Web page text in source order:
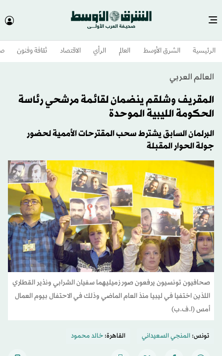
الرئيسية الشرق الأوسط​ العالم الرأي الاقتصاد ثقافة وفنون
العالم العربي
المقريف وشلقم ينضمان لقائمة مرشحي رئاسة
الحكومة الليبية الموحدة
البرلمان السابق يشترط سحب المقترحات الأممية لحضور
جولة الحوار المقبلة
صحافيون تونسيون يرفعون صور زميليهما سفيان الشرابي ونذير القطاري
اللذين اختفيا في ليبيا منذ العام الماضي وذلك في الاحتفال بيوم العمال
أمس (ا.ف.ب)
تونس:المنجي السعيداني القاهرة:خالد محمود